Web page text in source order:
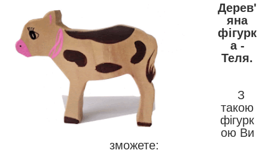
Дерев'
яна
фігурк
а -
Теля.
З
такою
фігурк
ою Ви
зможете: